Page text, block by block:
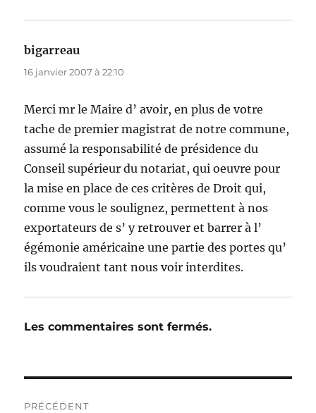
bigarreau
16 janvier 2007 à 22:10
Merci mr le Maire d’ avoir, en plus de votre
tache de premier magistrat de notre commune,
assumé la responsabilité de présidence du
Conseil supérieur du notariat, qui oeuvre pour
la mise en place de ces critères de Droit qui,
comme vous le soulignez, permettent à nos
exportateurs de s’ y retrouver et barrer à l’
égémonie américaine une partie des portes qu’
ils voudraient tant nous voir interdites.
Les commentaires sont fermés.
PRÉCÉDENT